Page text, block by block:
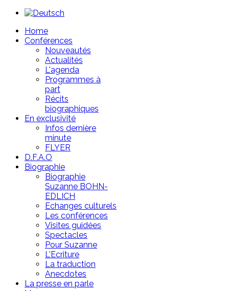
Home
Conférences
Nouveautés
Actualités
L'agenda
Programmes à
part
Récits
biographiques
En exclusivité
Infos dernière
minute
FLYER
D.F.A.O
Biographie
Biographie
Suzanne BOHN-
EDLICH
Echanges culturels
Les conférences
Visites guidées
Spectacles
Pour Suzanne
L'Ecriture
La traduction
Anecdotes
La presse en parle
Year
Month
Year
Month